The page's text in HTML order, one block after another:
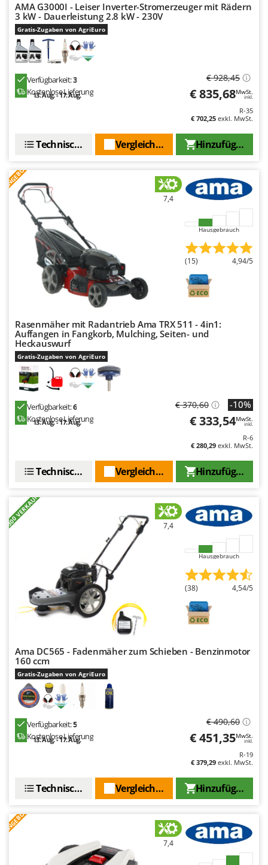
AMA G3000I - Leiser Inverter-Stromerzeuger mit Rädern
3 kW - Dauerleistung 2.8 kW - 230V
Gratis-Zugaben von AgriEuro
Verfügbarkeit:3
Kostenlose Lieferung
13. Aug. - 17. Aug.
€ 928,45
€ 835,68MwSt.
inkl.
R-35
€ 702,25 exkl. MwSt.
Hinzufügen
Vergleichen Sie
Technische Daten
ANGEBOT
7,4
Hausgebrauch
(15) 4,94/5
Rasenmäher mit Radantrieb Ama TRX 511 - 4in1:
Auffangen in Fangkorb, Mulching, Seiten- und
Heckauswurf
Gratis-Zugaben von AgriEuro
Verfügbarkeit:6
Kostenlose Lieferung
13. Aug. - 17. Aug.
€ 370,60 -10%
€ 333,54MwSt.
inkl.
R-6
€ 280,29 exkl. MwSt.
Hinzufügen
Vergleichen Sie
Technische Daten
+300 VERKAUFT 7,4
Hausgebrauch
(38) 4,54/5
Ama DC565 - Fadenmäher zum Schieben - Benzinmotor
160 ccm
Gratis-Zugaben von AgriEuro
Verfügbarkeit:5
Kostenlose Lieferung
13. Aug. - 17. Aug.
€ 490,60
€ 451,35MwSt.
inkl.
R-19
€ 379,29 exkl. MwSt.
Hinzufügen
Vergleichen Sie
Technische Daten
ANGEBOT
7,4